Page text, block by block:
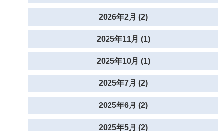
2026年2月 (2)
2025年11月 (1)
2025年10月 (1)
2025年7月 (2)
2025年6月 (2)
2025年5月 (2)